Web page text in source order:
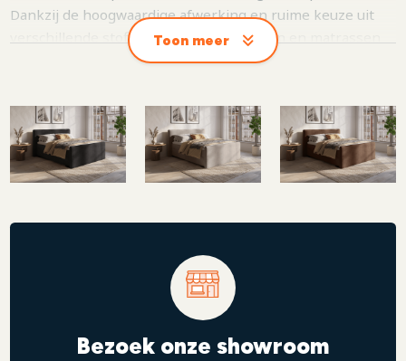
Dankzij de hoogwaardige afwerking en ruime keuze uit
verschillende stoffen, onderboxen, poten en matrassen
stel je de Jack volledig samen naar jouw persoonlijke
uitbreiden met een bijpassend voetbord of een TV-lift,
om de boxspring compleet te maken. Een perfecte
combinatie van strak design en optimaal slaapcomfort.
Toon meer
Bezoek onze showroom